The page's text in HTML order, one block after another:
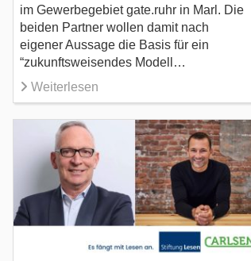
im Gewerbegebiet gate.ruhr in Marl. Die
beiden Partner wollen damit nach
eigener Aussage die Basis für ein
“zukunftsweisendes Modell…
Weiterlesen